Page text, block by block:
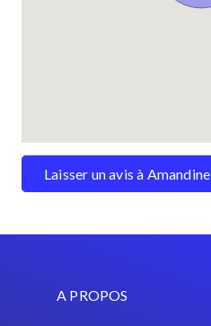
Laisser un avis à Amandine
A PROPOS